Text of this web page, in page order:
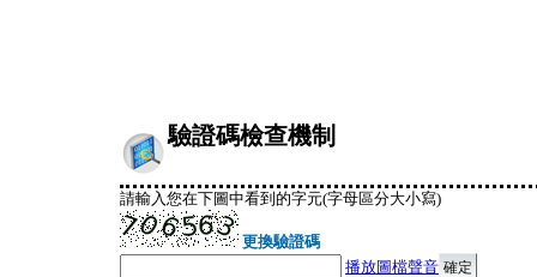
驗證碼檢查機制
請輸入您在下圖中看到的字元(字母區分大小寫)
更換驗證碼
播放圖檔聲音